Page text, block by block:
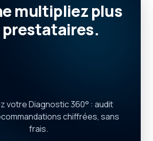
multipliezplus
prestataires.
votre Diagnostic 360° : audit
chiffrées, sans
frais.